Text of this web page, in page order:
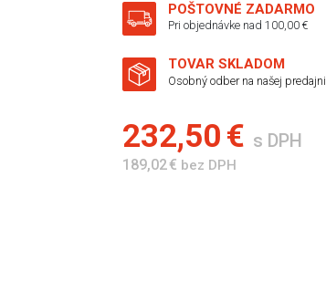
POŠTOVNÉ ZADARMO
Pri objednávke nad 100,00 €
TOVAR SKLADOM
Osobný odber na našej predajni
232,50 € s DPH
189,02 € bez DPH